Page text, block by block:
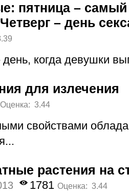
пятница –
– день
когда девушки
для излечения
Оценка: 3.44
свойствами
растения на
1781 Оценка: 3.44